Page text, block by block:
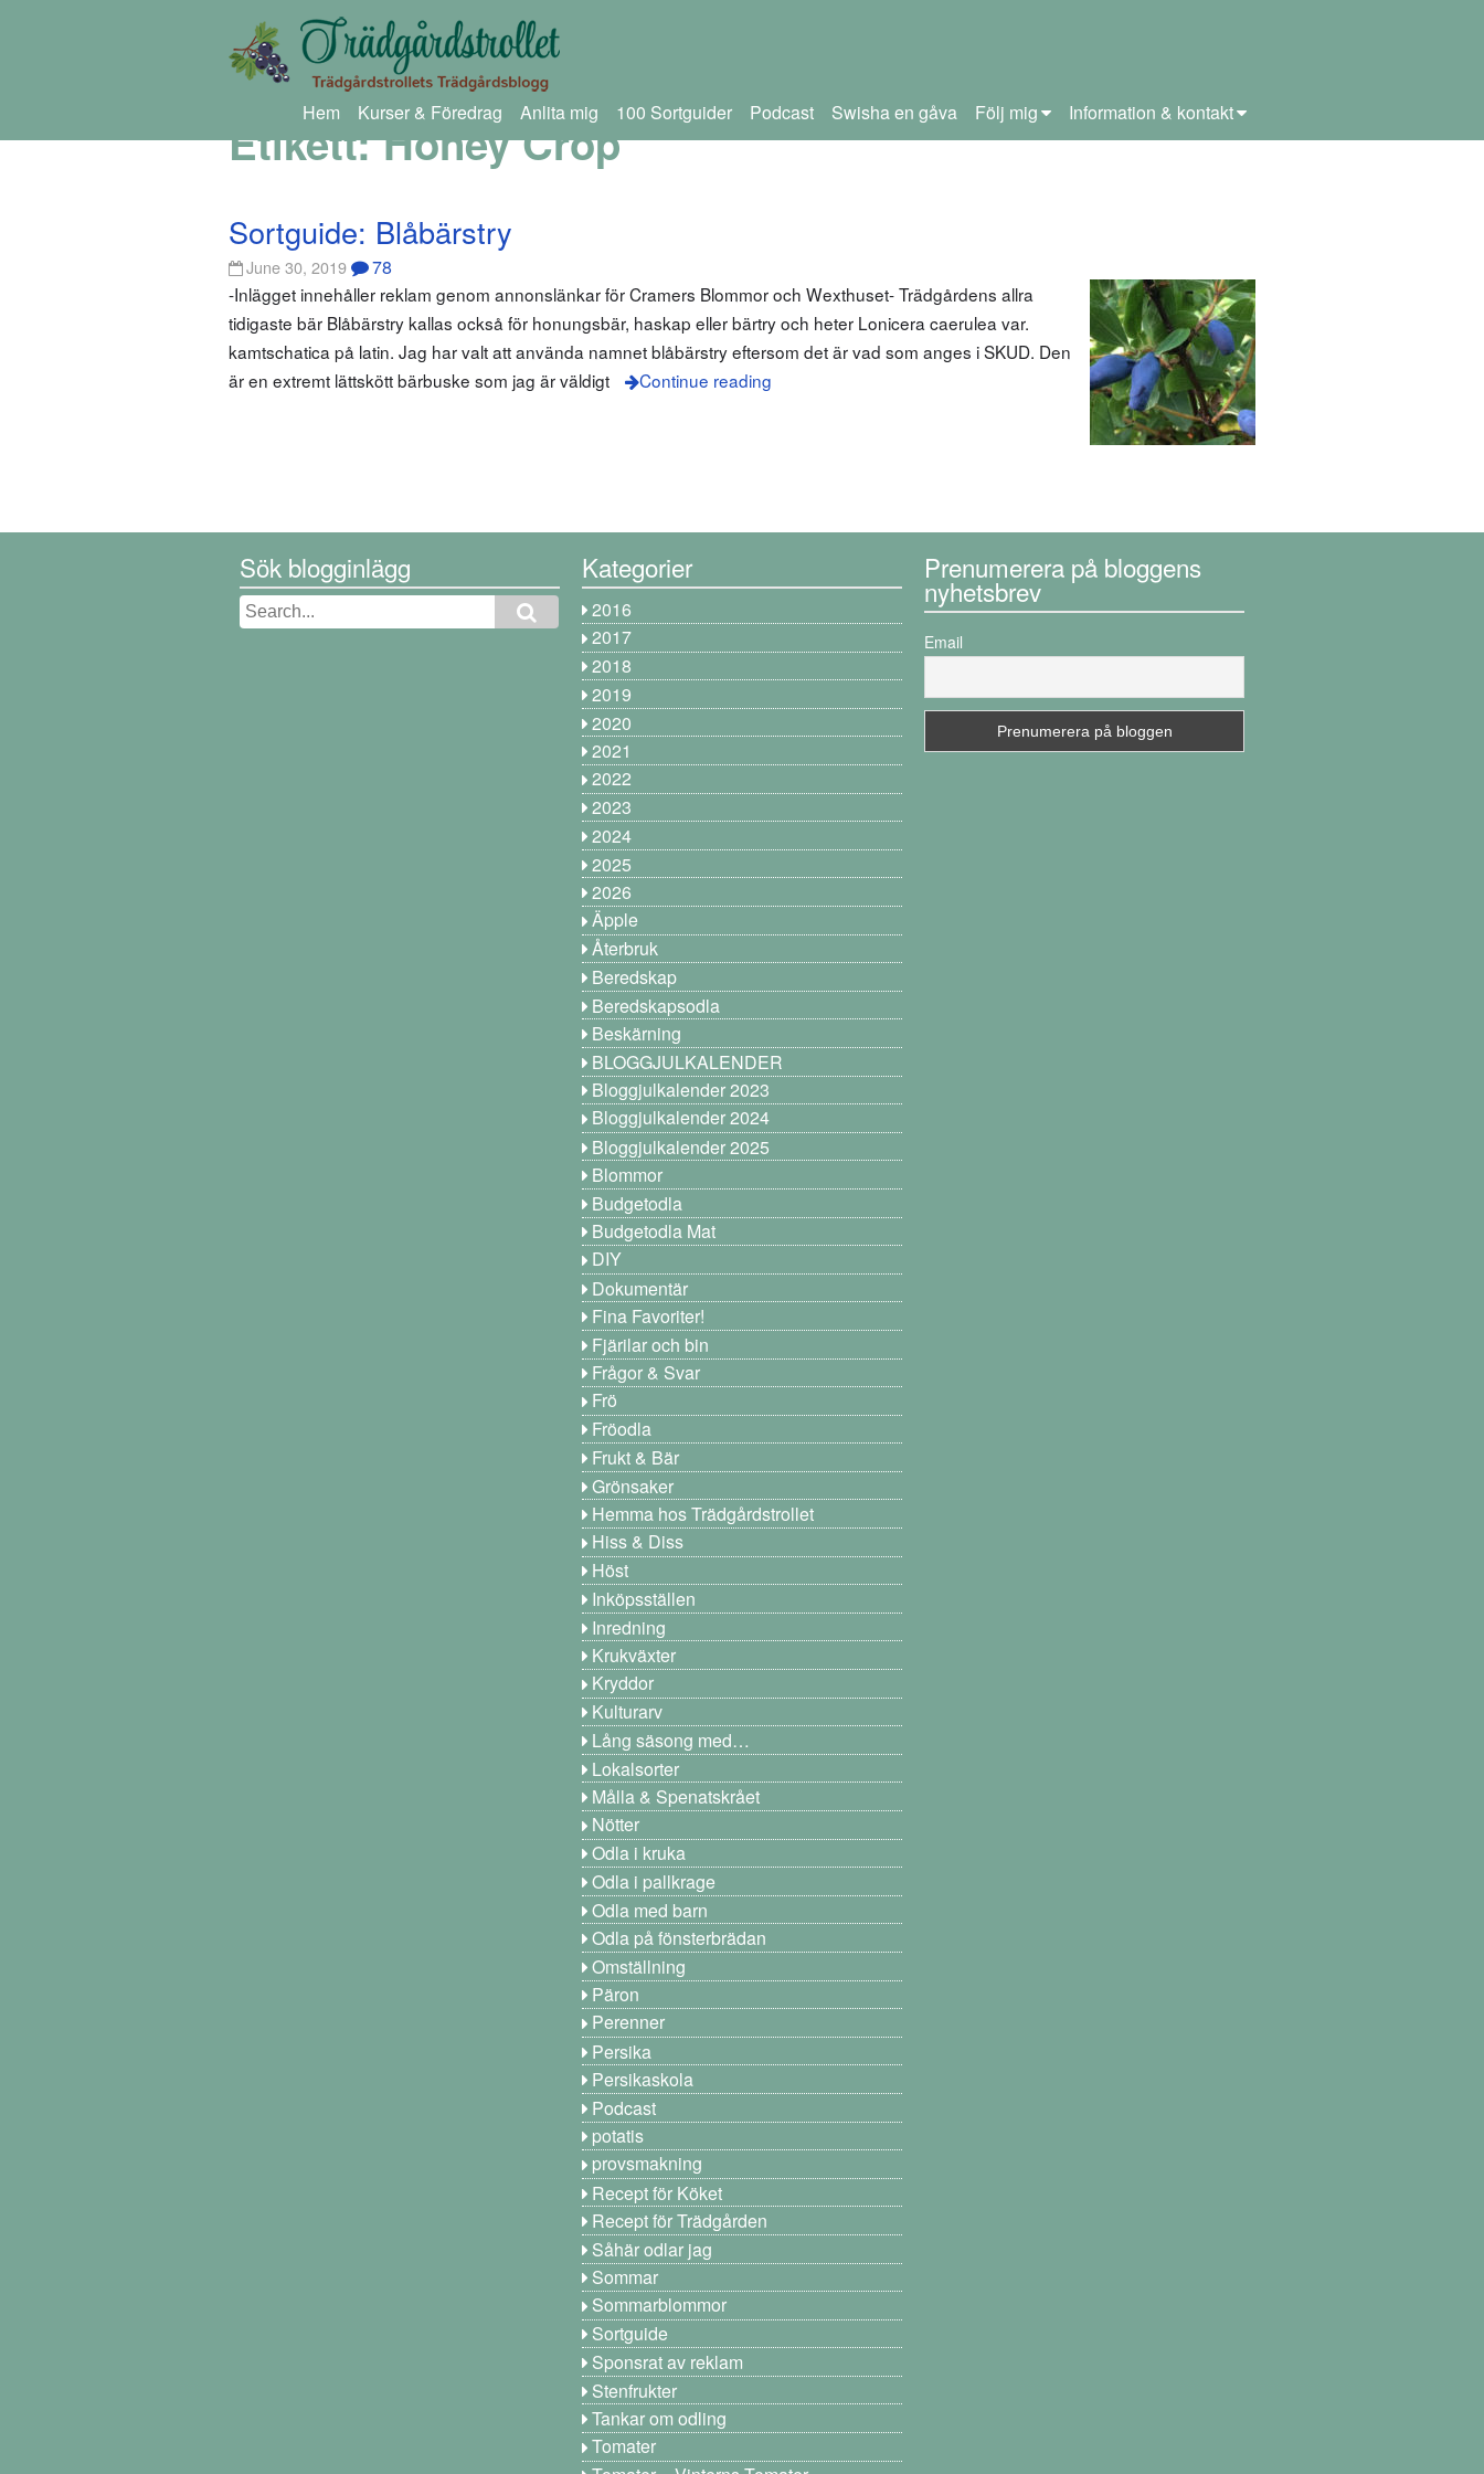
Hem Kurser & Föredrag Anlita mig 100 Sortguider Podcast Swisha en gåva Följ mig Information & kontakt
Etikett:Honey Crop
Sortguide: Blåbärstry
June 30, 2019 78
-Inlägget innehåller reklam genom annonslänkar för Cramers Blommor och Wexthuset- Trädgårdens allra
tidigaste bär Blåbärstry kallas också för honungsbär, haskap eller bärtry och heter Lonicera caerulea var.
kamtschatica på latin. Jag har valt att använda namnet blåbärstry eftersom det är vad som anges i SKUD. Den
är en extremt lättskött bärbuske som jag är väldigt
Continue reading
Sök blogginlägg Kategorier
2016
2017
2018
2019
2020
2021
2022
2023
2024
2025
2026
Äpple
Återbruk
Beredskap
Beredskapsodla
Beskärning
BLOGGJULKALENDER
Bloggjulkalender 2023
Bloggjulkalender 2024
Bloggjulkalender 2025
Blommor
Budgetodla
Budgetodla Mat
DIY
Dokumentär
Fina Favoriter!
Fjärilar och bin
Frågor & Svar
Frö
Fröodla
Frukt & Bär
Grönsaker
Hemma hos Trädgårdstrollet
Hiss & Diss
Höst
Inköpsställen
Inredning
Krukväxter
Kryddor
Kulturarv
Lång säsong med…
Lokalsorter
Målla & Spenatskrået
Nötter
Odla i kruka
Odla i pallkrage
Odla med barn
Odla på fönsterbrädan
Omställning
Päron
Perenner
Persika
Persikaskola
Podcast
potatis
provsmakning
Recept för Köket
Recept för Trädgården
Såhär odlar jag
Sommar
Sommarblommor
Sortguide
Sponsrat av reklam
Stenfrukter
Tankar om odling
Tomater
Prenumerera på bloggens
nyhetsbrev
Email